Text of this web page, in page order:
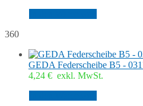
360
GEDA Federscheibe B5 -
4,24 € exkl. MwSt.